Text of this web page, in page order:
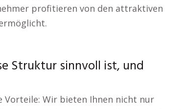
profitieren von den attraktiven
Struktur sinnvoll ist, und
Vorteile: Wir bieten Ihnen nicht nur